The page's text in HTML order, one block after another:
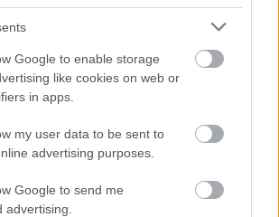
Google to enable storage
like cookies on web or
in apps.
my user data to be sent to
advertising purposes.
Google to send me
advertising.